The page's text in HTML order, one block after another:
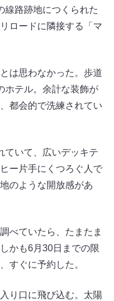
線路跡地につくられた
ロードに隣接する「マ
は思わなかった。歩道
ホテル。余計な装飾が
都会的で洗練されてい
ていて、広いデッキテ
ー片手にくつろぐ人で
のような開放感があ
べていたら、たまたま
かも6月30日までの限
すぐに予約した。
り口に飛び込む。太陽